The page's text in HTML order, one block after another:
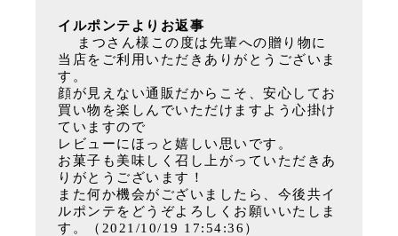
イルポンテよりお返事
まつさん様この度は先輩への贈り物に
当店をご利用いただきありがとうございま
す。
顔が見えない通販だからこそ、安心してお
買い物を楽しんでいただけますよう心掛け
ていますので
レビューにほっと嬉しい思いです。
お菓子も美味しく召し上がっていただきあ
りがとうございます！
また何か機会がございましたら、今後共イ
ルポンテをどうぞよろしくお願いいたしま
す。（2021/10/19 17:54:36）